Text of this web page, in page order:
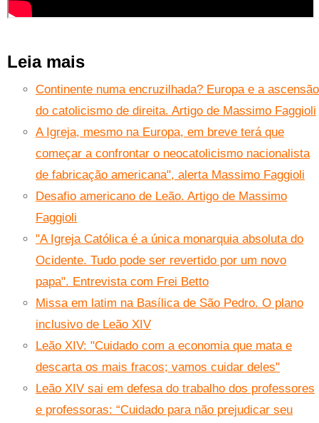
Leia mais
Continente numa encruzilhada? Europa e a ascensão
do catolicismo de direita. Artigo de Massimo Faggioli
A Igreja, mesmo na Europa, em breve terá que
começar a confrontar o neocatolicismo nacionalista
de fabricação americana", alerta Massimo Faggioli
Desafio americano de Leão. Artigo de Massimo
Faggioli
"A Igreja Católica é a única monarquia absoluta do
Ocidente. Tudo pode ser revertido por um novo
papa". Entrevista com Frei Betto
Missa em latim na Basílica de São Pedro. O plano
inclusivo de Leão XIV
Leão XIV: "Cuidado com a economia que mata e
descarta os mais fracos; vamos cuidar deles"
Leão XIV sai em defesa do trabalho dos professores
e professoras: “Cuidado para não prejudicar seu